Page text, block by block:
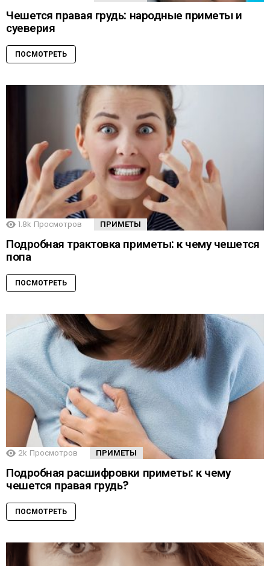
Чешется правая грудь: народные приметы и
суеверия
ПОСМОТРЕТЬ
1.8k Просмотров ПРИМЕТЫ
Подробная трактовка приметы: к чему чешется
попа
ПОСМОТРЕТЬ
2k Просмотров ПРИМЕТЫ
Подробная расшифровки приметы: к чему
чешется правая грудь?
ПОСМОТРЕТЬ